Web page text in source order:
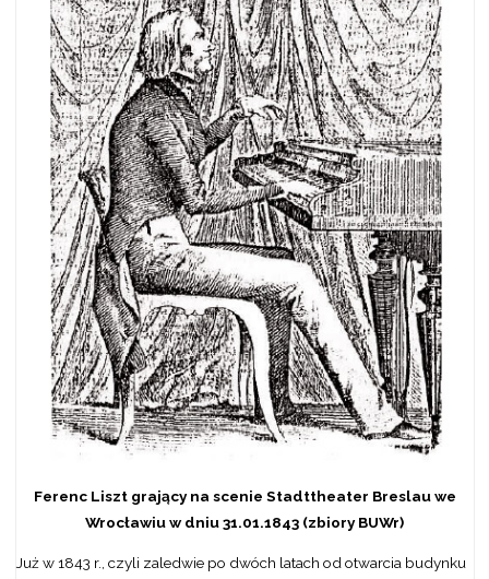
Ferenc Liszt grający na scenie Stadttheater Breslau we
Wrocławiu w dniu 31.01.1843 (zbiory BUWr)
Już w 1843 r., czyli zaledwie po dwóch latach od otwarcia budynku